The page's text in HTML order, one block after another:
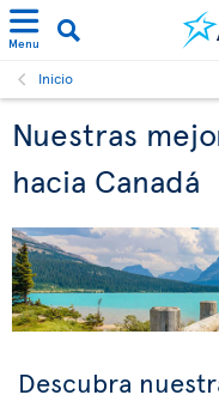
Menu
Inicio
Nuestras
hacia Canadá
Descubra